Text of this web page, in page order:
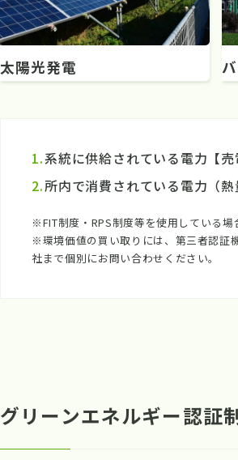
太陽光発電
系統に供給されている電力【
所内で消費されている電力（熱
※FIT制度・RPS制度等を使用している場
※環境価値の買い取りには、第三者認証
社まで個別にお問い合わせください。
グリーンエネルギー認証